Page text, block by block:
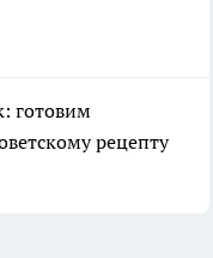
готовим
рецепту